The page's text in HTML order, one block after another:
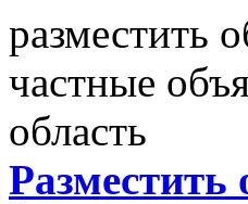
разместить
частные
область
Разместить